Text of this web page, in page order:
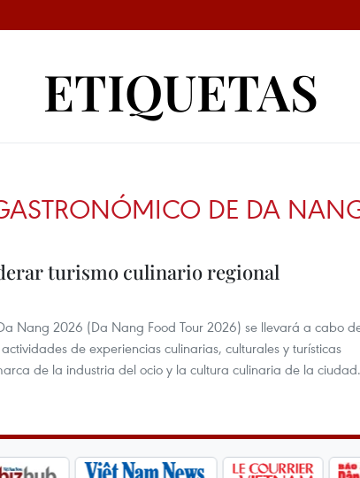
ETIQUETAS
DE DA
turismo culinario regional
Nang 2026 (Da Nang Food Tour 2026) se llevará a cabo
de experiencias culinarias, culturales y turísticas
de la industria del ocio y la cultura culinaria de la ciudad.